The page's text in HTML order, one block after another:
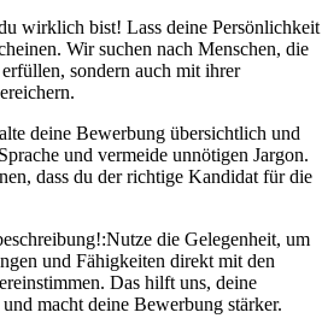
wirklich bist! Lass deine Persönlichkeit
Wir suchen nach Menschen, die
sondern auch mit ihrer
deine Bewerbung übersichtlich und
und vermeide unnötigen Jargon.
dass du der richtige Kandidat für die
Nutze die Gelegenheit, um
und Fähigkeiten direkt mit den
Das hilft uns, deine
macht deine Bewerbung stärker.